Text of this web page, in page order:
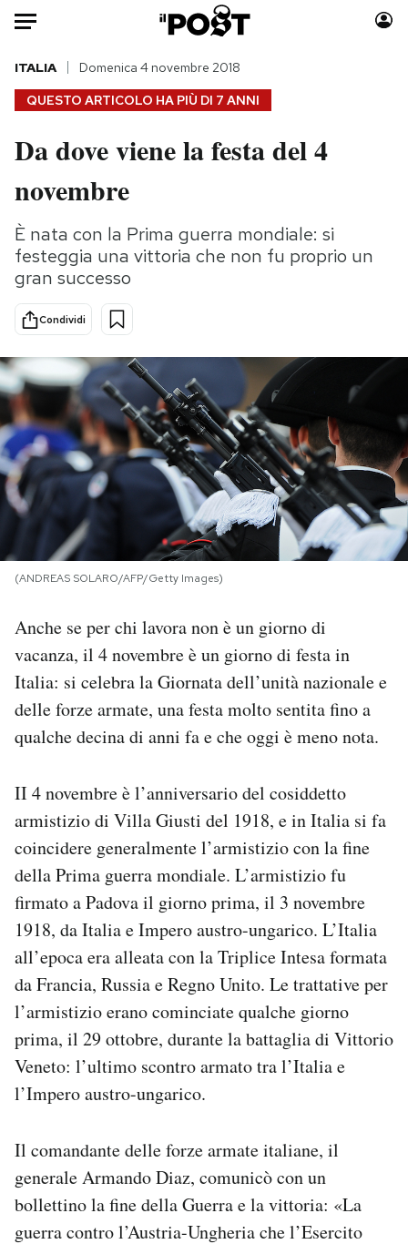
Auto
HOME
Italia
Politica
Tecnologia
Internet
Scienza
Cultura
Economia
Sport
Moda
Storie/Idee
Ok Boomer!
Mondiali calcio 2026
PODCAST
NEWSLETTER
I MIEI PREFERITI
SHOP
CALENDARIO
AREA PERSONALE
Notifiche mobile
Regala il Post
Hai bisogno di aiuto?
Esci
QUESTO ARTICOLO HA PIÙ DI 7 ANNI
ITALIA Domenica 4 novembre 2018
Da dove viene la festa del 4
novembre
È nata con la Prima guerra mondiale: si
festeggia una vittoria che non fu proprio un
gran successo
Condividi
(ANDREAS SOLARO/AFP/Getty Images)
Anche se per chi lavora non è un giorno di
vacanza, il 4 novembre è un giorno di festa in
Italia: si celebra la Giornata dell’unità nazionale e
delle forze armate, una festa molto sentita fino a
qualche decina di anni fa e che oggi è meno nota.
II 4 novembre è l’anniversario del cosiddetto
armistizio di Villa Giusti del 1918, e in Italia si fa
coincidere generalmente l’armistizio con la fine
della Prima guerra mondiale. L’armistizio fu
firmato a Padova il giorno prima, il 3 novembre
1918, da Italia e Impero austro-ungarico. L’Italia
all’epoca era alleata con la Triplice Intesa formata
da Francia, Russia e Regno Unito. Le trattative per
l’armistizio erano cominciate qualche giorno
prima, il 29 ottobre, durante la battaglia di Vittorio
Veneto: l’ultimo scontro armato tra l’Italia e
l’Impero austro-ungarico.
Il comandante delle forze armate italiane, il
generale Armando Diaz, comunicò con un
bollettino la fine della Guerra e la vittoria: «La
guerra contro l’Austria-Ungheria che l’Esercito